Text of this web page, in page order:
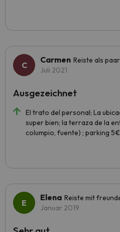
Carmen Reiste als paar
Juli 2021
El trato del personal; La
super bien; la terraza de la
columpio, fuente) ; parking
Ausgezeichnet
Elena Reiste mit
Januar 2019